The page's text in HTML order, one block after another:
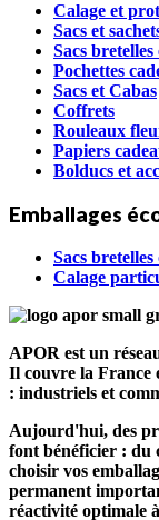
Calage et
Sacs et
Sacs
Pochettes
Sacs et Cabas
Coffrets
Rouleaux
Papiers
Bolducs et
Emballages
Sacs
Calage
APOR est un
Il couvre la France
: industriels et
Aujourd'hui, des
font bénéficier : du
choisir vos
permanent
réactivité optimale